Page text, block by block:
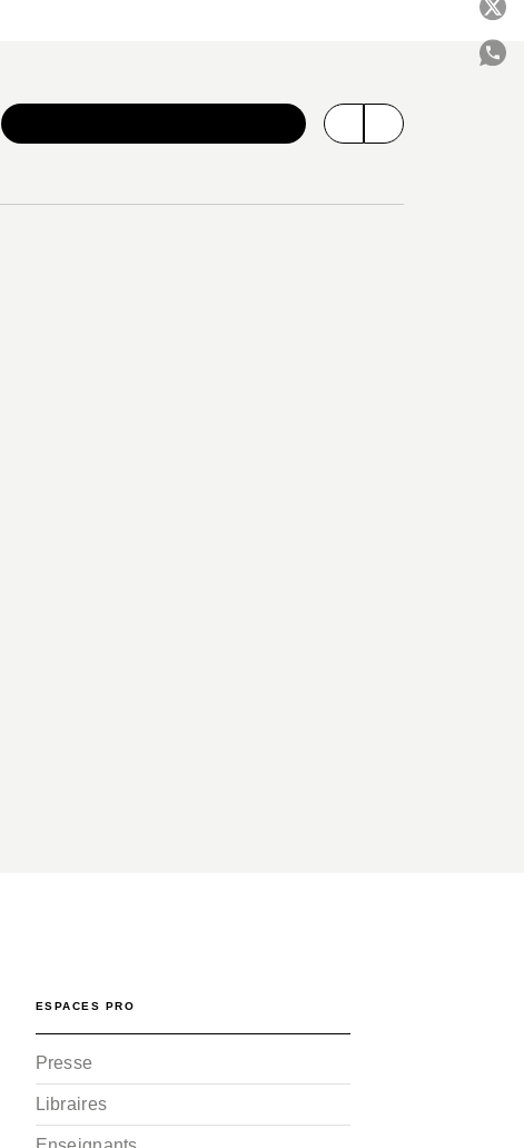
ESPACES PRO
Presse
Libraires